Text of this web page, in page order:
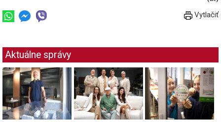
Vytlačiť
Aktuálne správy